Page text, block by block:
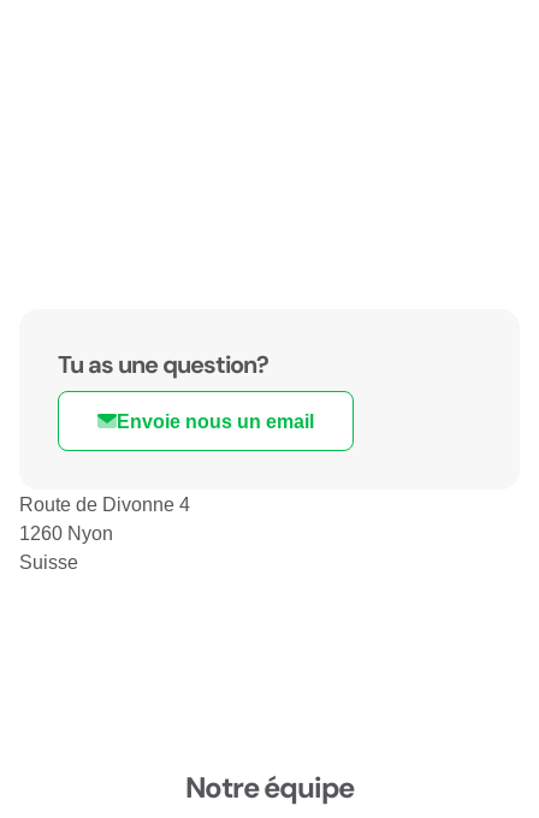
Tu as une question?
Envoie nous un email
Route de Divonne 4
1260 Nyon
Suisse
Notre équipe